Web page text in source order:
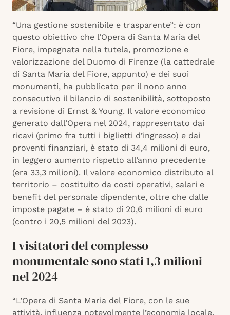
“Una gestione sostenibile e trasparente”: è con
questo obiettivo che l’Opera di Santa Maria del
Fiore, impegnata nella tutela, promozione e
valorizzazione del Duomo di Firenze (la cattedrale
di Santa Maria del Fiore, appunto) e dei suoi
monumenti, ha pubblicato per il nono anno
consecutivo il bilancio di sostenibilità, sottoposto
a revisione di Ernst & Young. Il valore economico
generato dall’Opera nel 2024, rappresentato dai
ricavi (primo fra tutti i biglietti d’ingresso) e dai
proventi finanziari, è stato di 34,4 milioni di euro,
in leggero aumento rispetto all’anno precedente
(era 33,3 milioni). Il valore economico distributo al
territorio – costituito da costi operativi, salari e
benefit del personale dipendente, oltre che dalle
imposte pagate – è stato di 20,6 milioni di euro
(contro i 20,5 milioni del 2023).
I visitatori del complesso
monumentale sono stati 1,3 milioni
nel 2024
“L’Opera di Santa Maria del Fiore, con le sue
attività, influenza notevolmente l’economia locale,